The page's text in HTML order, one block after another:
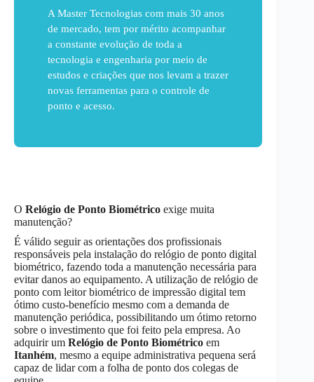
A Master Tecnologias com mais 30 anos
de mercado, tem por mérito acompanhar
a constante evolução de toda a
tecnologia e engenharia por meio de
estudos e criações que nos levam a trazer
novas ferramentas para o controle de
ponto e acesso.
O Relógio de Ponto Biométrico exige muita
manutenção?
É válido seguir as orientações dos profissionais
responsáveis pela instalação do relógio de ponto digital
biométrico, fazendo toda a manutenção necessária para
evitar danos ao equipamento. A utilização de relógio de
ponto com leitor biométrico de impressão digital tem
ótimo custo-benefício mesmo com a demanda de
manutenção periódica, possibilitando um ótimo retorno
sobre o investimento que foi feito pela empresa. Ao
adquirir um Relógio de Ponto Biométrico em
Itanhém, mesmo a equipe administrativa pequena será
capaz de lidar com a folha de ponto dos colegas de